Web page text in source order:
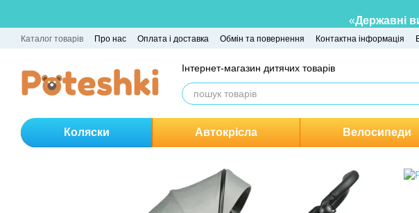
«Державні
Каталог товарів Про нас Оплата і доставка Обмін та повернення Контактна інформація
Інтернет-магазин дитячих товарів
Коляски Автокрісла Велосипеди